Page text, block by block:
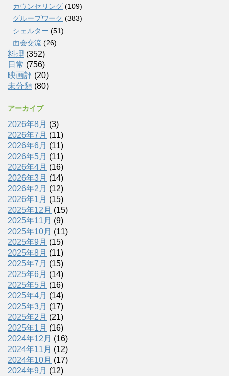
カウンセリング (109)
グループワーク (383)
シェルター (51)
面会交流 (26)
料理 (352)
日常 (756)
映画評 (20)
未分類 (80)
アーカイブ
2026年8月 (3)
2026年7月 (11)
2026年6月 (11)
2026年5月 (11)
2026年4月 (16)
2026年3月 (14)
2026年2月 (12)
2026年1月 (15)
2025年12月 (15)
2025年11月 (9)
2025年10月 (11)
2025年9月 (15)
2025年8月 (11)
2025年7月 (15)
2025年6月 (14)
2025年5月 (16)
2025年4月 (14)
2025年3月 (17)
2025年2月 (21)
2025年1月 (16)
2024年12月 (16)
2024年11月 (12)
2024年10月 (17)
2024年9月 (12)